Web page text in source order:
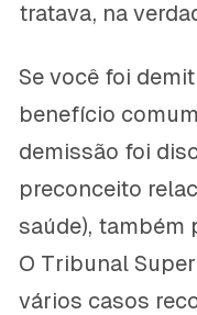
tratava, na
Se você foi
benefício
demissão foi
preconceito
saúde), também
O Tribunal
vários casos